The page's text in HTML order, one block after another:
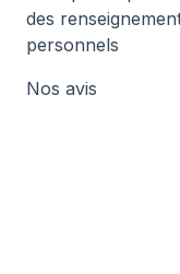
des
personnels
Nos avis